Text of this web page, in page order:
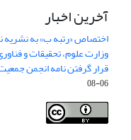
آخرین اخبار
اختصاص «رتبه ب» به نشریه
وزارت علوم، تحقیقات و
قرار گرفتن نامه انجمن
06-08